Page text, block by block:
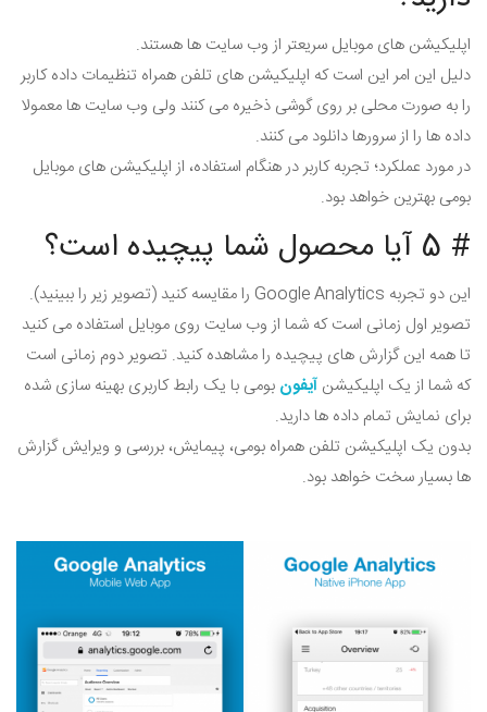
اپلیکیشن های موبایل سریعتر از وب سایت ها هستند.
دلیل این امر این است که اپلیکیشن های تلفن همراه تنظیمات داده کاربر
را به صورت محلی بر روی گوشی ذخیره می کنند ولی وب سایت ها معمولا
داده ها را از سرورها دانلود می کنند.
در مورد عملکرد؛ تجربه کاربر در هنگام استفاده، از اپلیکیشن های موبایل
بومی بهترین خواهد بود.
# 5 آیا محصول شما پیچیده است؟
این دو تجربه Google Analytics را مقایسه کنید (تصویر زیر را ببینید).
تصویر اول زمانی است که شما از وب سایت روی موبایل استفاده می کنید
تا همه این گزارش های پیچیده را مشاهده کنید. تصویر دوم زمانی است
که شما از یک اپلیکیشن آیفون بومی با یک رابط کاربری بهینه سازی شده
برای نمایش تمام داده ها دارید.
بدون یک اپلیکیشن تلفن همراه بومی، پیمایش، بررسی و ویرایش گزارش
ها بسیار سخت خواهد بود.